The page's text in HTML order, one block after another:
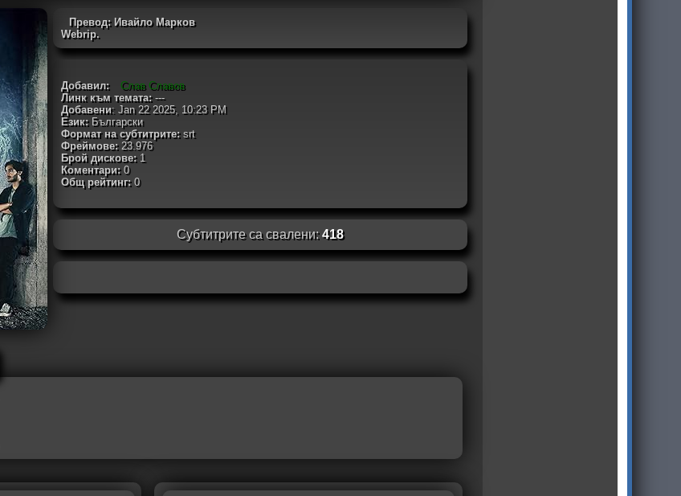
Превод: Ивайло Марков
Webrip.
Добавил:
Слав Славов
Линк към темата:---
Добавени: Jan 22 2025, 10:23 PM
Език:Български
Формат на субтитрите:srt
Фреймове:23.976
Брой дискове:1
Коментари: 0
Общ рейтинг:0
Субтитрите са свалени:418